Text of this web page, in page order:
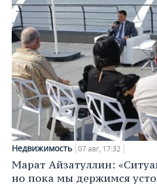
Недвижимость 07 авг, 17:32
Марат Айзатуллин:
но пока мы держимся